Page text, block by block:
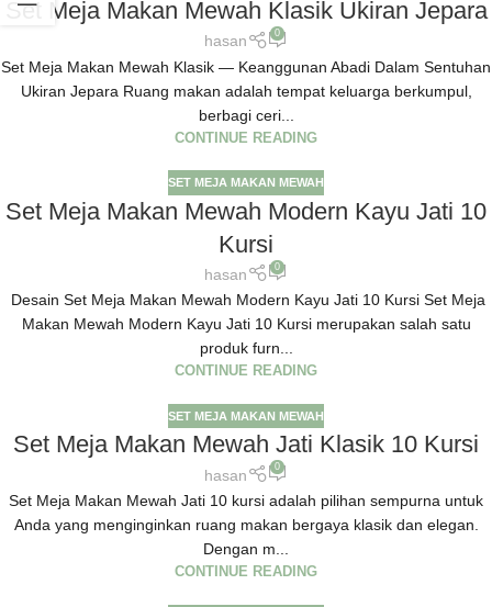
Set Meja Makan Mewah Klasik Ukiran Jepara
hasan 0
Set Meja Makan Mewah Klasik — Keanggunan Abadi Dalam Sentuhan
Ukiran Jepara Ruang makan adalah tempat keluarga berkumpul,
berbagi ceri...
CONTINUE READING
SET MEJA MAKAN MEWAH
Set Meja Makan Mewah Modern Kayu Jati 10
Kursi
hasan 0
Desain Set Meja Makan Mewah Modern Kayu Jati 10 Kursi Set Meja
Makan Mewah Modern Kayu Jati 10 Kursi merupakan salah satu
produk furn...
CONTINUE READING
SET MEJA MAKAN MEWAH
Set Meja Makan Mewah Jati Klasik 10 Kursi
hasan 0
Set Meja Makan Mewah Jati 10 kursi adalah pilihan sempurna untuk
Anda yang menginginkan ruang makan bergaya klasik dan elegan.
Dengan m...
CONTINUE READING